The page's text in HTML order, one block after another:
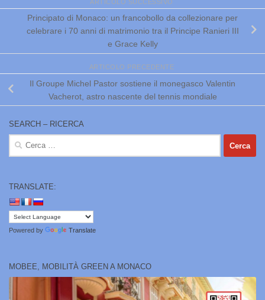
ARTICOLO SUCCESSIVO
Principato di Monaco: un francobollo da collezionare per
celebrare i 70 anni di matrimonio tra il Principe Ranieri III
e Grace Kelly
ARTICOLO PRECEDENTE
Il Groupe Michel Pastor sostiene il monegasco Valentin
Vacherot, astro nascente del tennis mondiale
SEARCH – RICERCA
Ricerca
TRANSLATE:
Powered by Translate
MOBEE, MOBILITÀ GREEN A MONACO